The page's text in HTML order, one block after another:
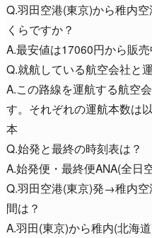
Q.羽田空港(東京)から稚内
くらですか？
A.最安値は17060円から販売
Q.就航している航空会社と
A.この路線を運航する航空
す。それぞれの運航本数は
本
Q.始発と最終の時刻表は？
A.始発便・最終便ANA(全日
Q.羽田空港(東京)発→稚内
間は？
A.羽田(東京)から稚内(北海